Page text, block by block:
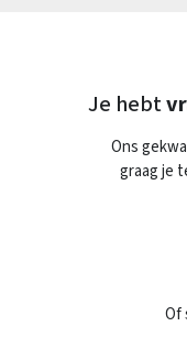
Je hebt
Ons
graag je
Of